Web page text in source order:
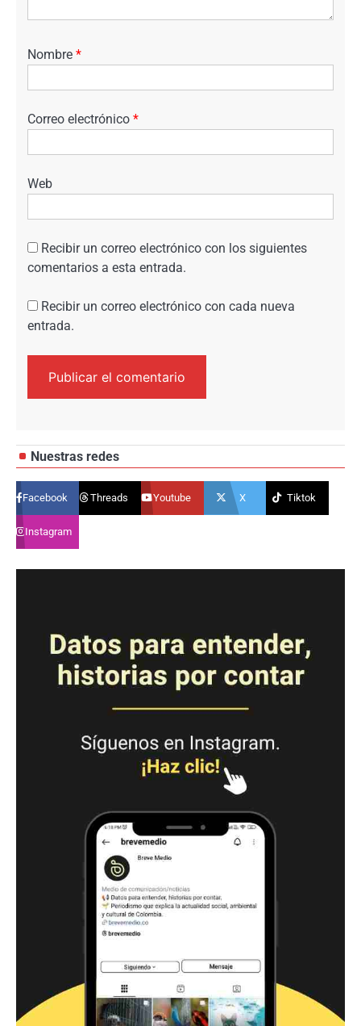
Nombre *
Correo electrónico *
Web
Recibir un correo electrónico con los siguientes
comentarios a esta entrada.
Recibir un correo electrónico con cada nueva
entrada.
Nuestras redes
Facebook Threads Youtube X Tiktok
Instagram